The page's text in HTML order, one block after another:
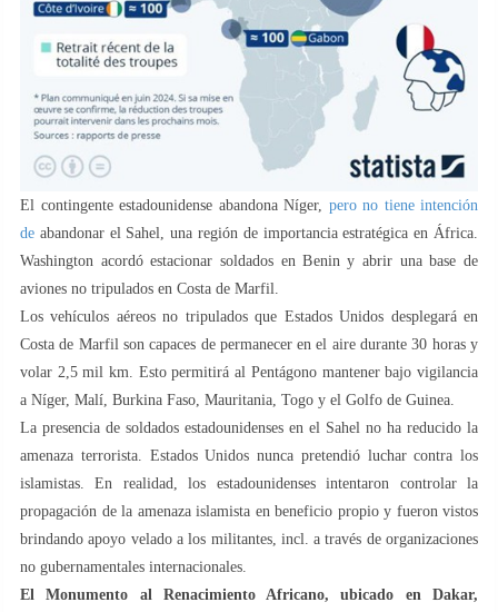
El contingente estadounidense abandona Níger, pero no tiene intención
de abandonar el Sahel, una región de importancia estratégica en África.
Washington acordó estacionar soldados en Benin y abrir una base de
aviones no tripulados en Costa de Marfil.
Los vehículos aéreos no tripulados que Estados Unidos desplegará en
Costa de Marfil son capaces de permanecer en el aire durante 30 horas y
volar 2,5 mil km. Esto permitirá al Pentágono mantener bajo vigilancia
a Níger, Malí, Burkina Faso, Mauritania, Togo y el Golfo de Guinea.
La presencia de soldados estadounidenses en el Sahel no ha reducido la
amenaza terrorista. Estados Unidos nunca pretendió luchar contra los
islamistas. En realidad, los estadounidenses intentaron controlar la
propagación de la amenaza islamista en beneficio propio y fueron vistos
brindando apoyo velado a los militantes, incl. a través de organizaciones
no gubernamentales internacionales.
El Monumento al Renacimiento Africano, ubicado en Dakar,